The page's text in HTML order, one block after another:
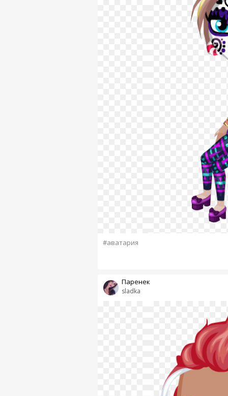
#аватария
sladka
Паренек